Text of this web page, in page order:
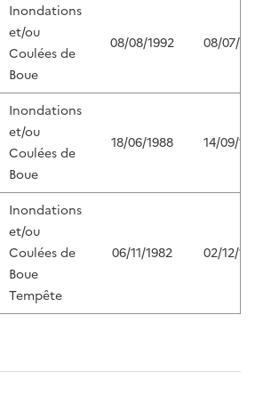
Inondations
et/ou
Coulées de
Boue
08/08/1992 08/07/
Inondations
et/ou
Coulées de
Boue
18/06/1988 14/09/
Inondations
et/ou
Coulées de
Boue
Tempête
06/11/1982 02/12/